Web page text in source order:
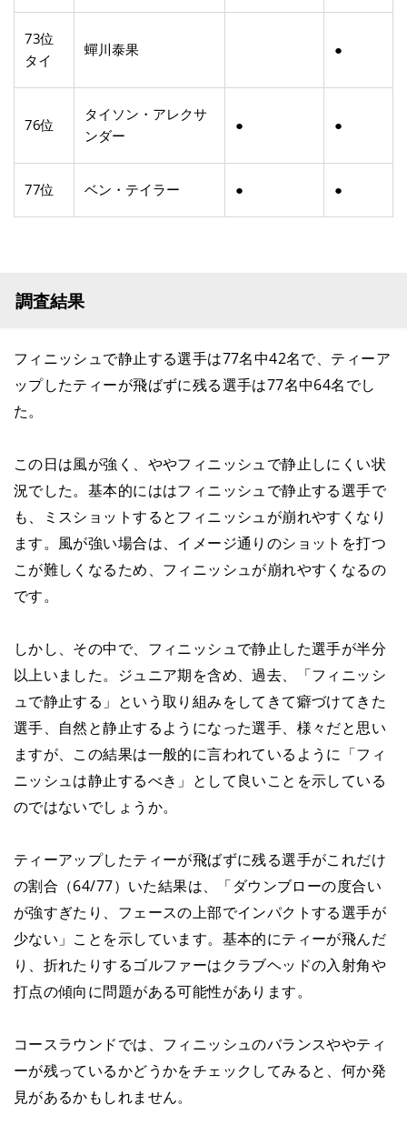
73位
タイ
蟬川泰果 ●
76位
タイソン・アレクサ
ンダー
● ●
77位 ベン・テイラー ● ●
調査結果
フィニッシュで静止する選手は77名中42名で、ティーア
ップしたティーが飛ばずに残る選手は77名中64名でし
た。
この日は風が強く、ややフィニッシュで静止しにくい状
況でした。基本的にははフィニッシュで静止する選手で
も、ミスショットするとフィニッシュが崩れやすくなり
ます。風が強い場合は、イメージ通りのショットを打つ
こが難しくなるため、フィニッシュが崩れやすくなるの
です。
しかし、その中で、フィニッシュで静止した選手が半分
以上いました。ジュニア期を含め、過去、「フィニッシ
ュで静止する」という取り組みをしてきて癖づけてきた
選手、自然と静止するようになった選手、様々だと思い
ますが、この結果は一般的に言われているように「フィ
ニッシュは静止するべき」として良いことを示している
のではないでしょうか。
ティーアップしたティーが飛ばずに残る選手がこれだけ
の割合（64/77）いた結果は、「ダウンブローの度合い
が強すぎたり、フェースの上部でインパクトする選手が
少ない」ことを示しています。基本的にティーが飛んだ
り、折れたりするゴルファーはクラブヘッドの入射角や
打点の傾向に問題がある可能性があります。
コースラウンドでは、フィニッシュのバランスややティ
ーが残っているかどうかをチェックしてみると、何か発
見があるかもしれません。